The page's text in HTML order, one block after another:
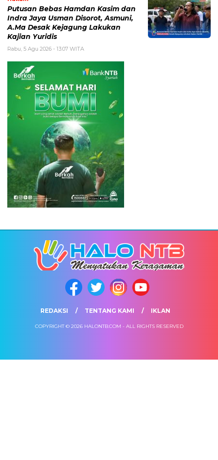
Putusan Bebas Hamdan Kasim dan
Indra Jaya Usman Disorot, Asmuni,
A.Ma Desak Kejagung Lakukan
Kajian Yuridis
Rabu, 5 Agu 2026 - 13:07 WITA
REDAKSI TENTANG KAMI IKLAN
COPYRIGHT © 2026 HALONTB.COM - ALL RIGHTS RESERVED